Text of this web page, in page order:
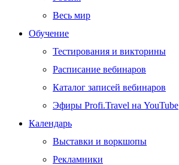
Весь мир
Обучение
Тестирования и викторины
Расписание вебинаров
Каталог записей вебинаров
Эфиры Profi.Travel на YouTube
Календарь
Выставки и воркшопы
Рекламники